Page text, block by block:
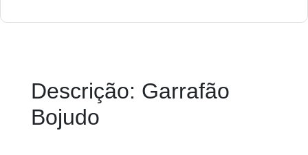
Descrição: Garrafão
Bojudo